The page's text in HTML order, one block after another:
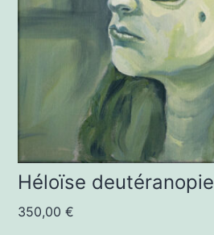
Héloïse deutéranopie
350,00€